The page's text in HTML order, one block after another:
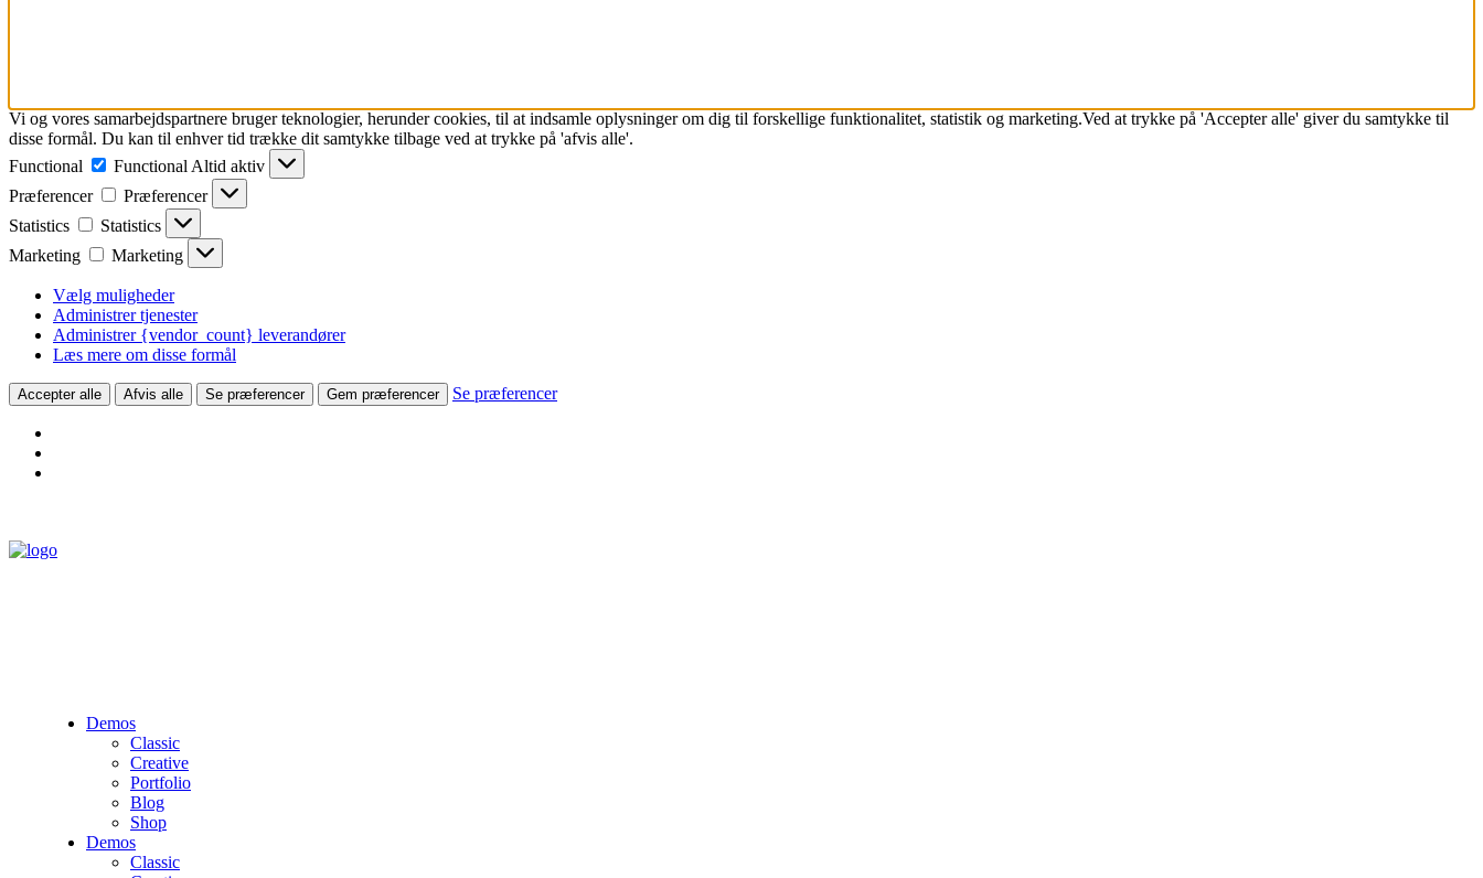
Vi og vores samarbejdspartnere bruger teknologier, herunder cookies, til at indsamle oplysninger om dig til forskellige funktionalitet, statistik og marketing.Ved at trykke på 'Accepter alle' giver du samtykke til
disse formål. Du kan til enhver tid trække dit samtykke tilbage ved at trykke på 'afvis alle'.
Functional
Functional Altid aktiv
Præferencer
Præferencer
Statistics
Statistics
Marketing
Marketing
Vælg muligheder
Administrer tjenester
Administrer {vendor_count} leverandører
Læs mere om disse formål
Accepter alle Afvis alle Se præferencer Gem præferencer Se præferencer
Demos
Classic
Creative
Portfolio
Blog
Shop
Demos
Classic